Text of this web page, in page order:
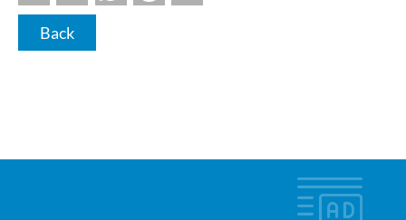
Back